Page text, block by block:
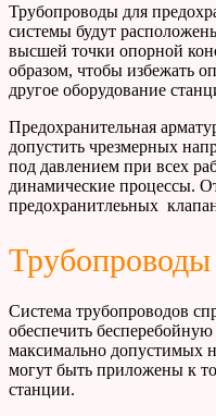
Трубопроводы для
системы будут
высшей точки опорной
образом, чтобы избежать
другое оборудование
Предохранительная
допустить чрезмерных
под давлением при всех
динамические процессы.
предохранитлеьных
Трубопроводы
Система трубопроводов
обеспечить
максимально допустимых
могут быть приложены к
станции.